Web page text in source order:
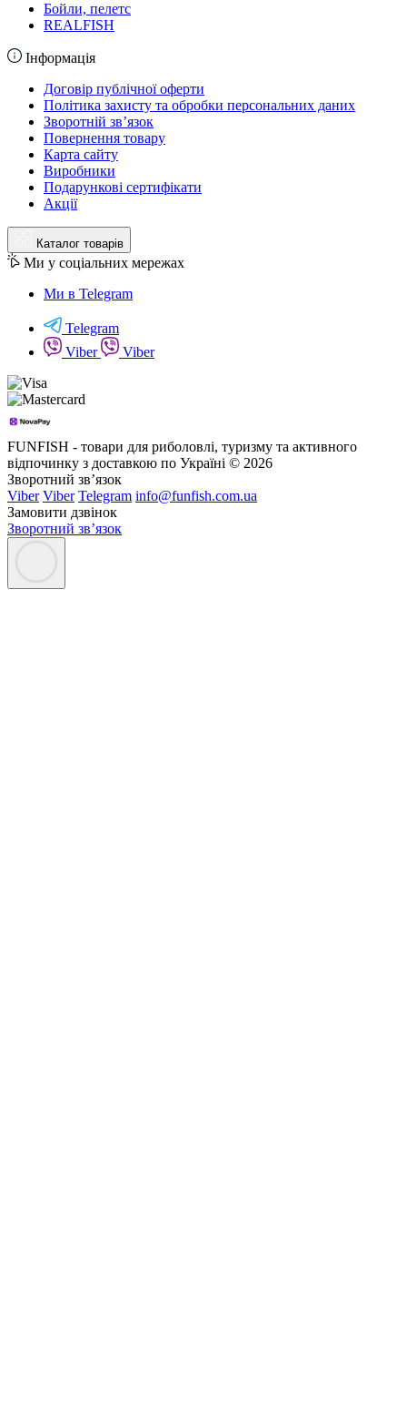
Бойли, пелетс
REALFISH
Інформація
Договір публічної оферти
Політика захисту та обробки персональних даних
Зворотній зв’язок
Повернення товару
Карта сайту
Виробники
Подарункові сертифікати
Акції
Каталог товарів
Ми у соціальних мережах
Ми в Telegram
Telegram
Viber
Viber
FUNFISH - товари для риболовлі, туризму та активного
відпочинку з доставкою по Україні © 2026
Зворотний зв’язок
Viber Viber Telegram info@funfish.com.ua
Замовити дзвінок
Зворотний зв’язок